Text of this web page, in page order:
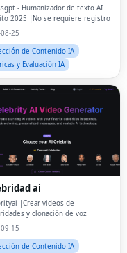
- Humanizador de texto AI
2025 |No se requiere registro
25
de Contenido IA
y Evaluación IA
ai
|Crear videos de
y clonación de voz
15
de Contenido IA